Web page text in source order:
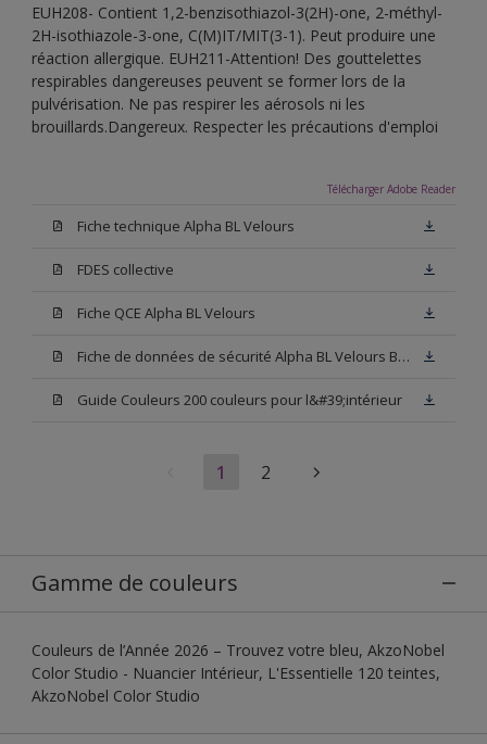
EUH208- Contient 1,2-benzisothiazol-3(2H)-one, 2-méthyl-
2H-isothiazole-3-one, C(M)IT/MIT(3-1). Peut produire une
réaction allergique. EUH211-Attention! Des gouttelettes
respirables dangereuses peuvent se former lors de la
pulvérisation. Ne pas respirer les aérosols ni les
brouillards.Dangereux. Respecter les précautions d'emploi
Télécharger Adobe Reader
Fiche technique Alpha BL Velours
FDES collective
Fiche QCE Alpha BL Velours
Fiche de données de sécurité Alpha BL Velours Blanc
Guide Couleurs 200 couleurs pour l&#39;intérieur
1 2
Gamme de couleurs
Couleurs de l’Année 2026 – Trouvez votre bleu, AkzoNobel
Color Studio - Nuancier Intérieur, L'Essentielle 120 teintes,
AkzoNobel Color Studio